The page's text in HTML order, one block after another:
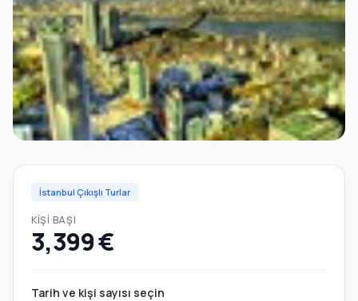
İstanbul Çıkışlı Turlar
KIŞI BAŞI
3,399 €
Tarih ve kişi sayısı seçin